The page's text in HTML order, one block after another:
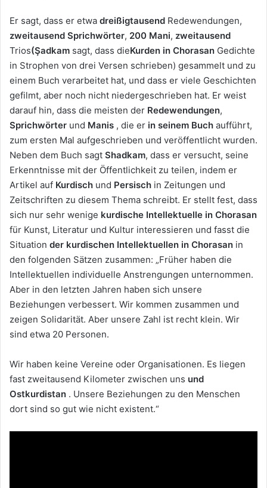
Er sagt, dass er etwa dreißigtausend Redewendungen,
zweitausend Sprichwörter, 200 Mani, zweitausend
Trios(Şadkam sagt, dass dieKurden in Chorasan Gedichte
in Strophen von drei Versen schrieben) gesammelt und zu
einem Buch verarbeitet hat, und dass er viele Geschichten
gefilmt, aber noch nicht niedergeschrieben hat. Er weist
darauf hin, dass die meisten der Redewendungen,
Sprichwörter und Manis , die er in seinem Buch aufführt,
zum ersten Mal aufgeschrieben und veröffentlicht wurden.
Neben dem Buch sagt Shadkam, dass er versucht, seine
Erkenntnisse mit der Öffentlichkeit zu teilen, indem er
Artikel auf Kurdisch und Persisch in Zeitungen und
Zeitschriften zu diesem Thema schreibt. Er stellt fest, dass
sich nur sehr wenige kurdische Intellektuelle in Chorasan
für Kunst, Literatur und Kultur interessieren und fasst die
Situation der kurdischen Intellektuellen in Chorasan in
den folgenden Sätzen zusammen: „Früher haben die
Intellektuellen individuelle Anstrengungen unternommen.
Aber in den letzten Jahren haben sich unsere
Beziehungen verbessert. Wir kommen zusammen und
zeigen Solidarität. Aber unsere Zahl ist recht klein. Wir
sind etwa 20 Personen.
Wir haben keine Vereine oder Organisationen. Es liegen
fast zweitausend Kilometer zwischen uns und
Ostkurdistan . Unsere Beziehungen zu den Menschen
dort sind so gut wie nicht existent.“